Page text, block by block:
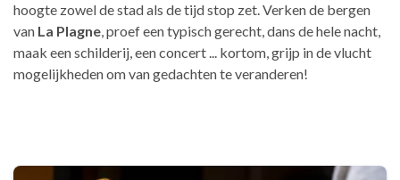
hoogte zowel de stad als de tijd stop zet. Verken de bergen
van La Plagne, proef een typisch gerecht, dans de hele nacht,
maak een schilderij, een concert ... kortom, grijp in de vlucht
mogelijkheden om van gedachten te veranderen!